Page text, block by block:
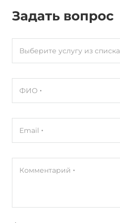
Задать вопрос
Выберите услугу из списка
ФИО
Email
Комментарий